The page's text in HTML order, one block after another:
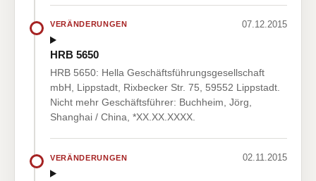
VERÄNDERUNGEN 07.12.2015
HRB 5650
HRB 5650: Hella Geschäftsführungsgesellschaft
mbH, Lippstadt, Rixbecker Str. 75, 59552 Lippstadt.
Nicht mehr Geschäftsführer: Buchheim, Jörg,
Shanghai / China, *XX.XX.XXXX.
VERÄNDERUNGEN 02.11.2015